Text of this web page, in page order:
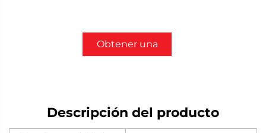
Obtener una
Descripción del producto